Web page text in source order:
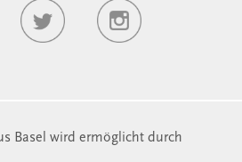
Basel wird ermöglicht durch